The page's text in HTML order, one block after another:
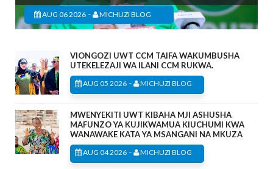
AUG 06 2026 - MICHUZI BLOG
VIONGOZI UWT CCM TAIFA WAKUMBUSHA
UTEKELEZAJI WA ILANI CCM RUKWA.
AUG 05 2026 - MICHUZI BLOG
MWENYEKITI UWT KIBAHA MJI ASHUSHA
MAFUNZO YA KUJIKWAMUA KIUCHUMI KWA
WANAWAKE KATA YA MSANGANI NA MKUZA
AUG 04 2026 - MICHUZI BLOG